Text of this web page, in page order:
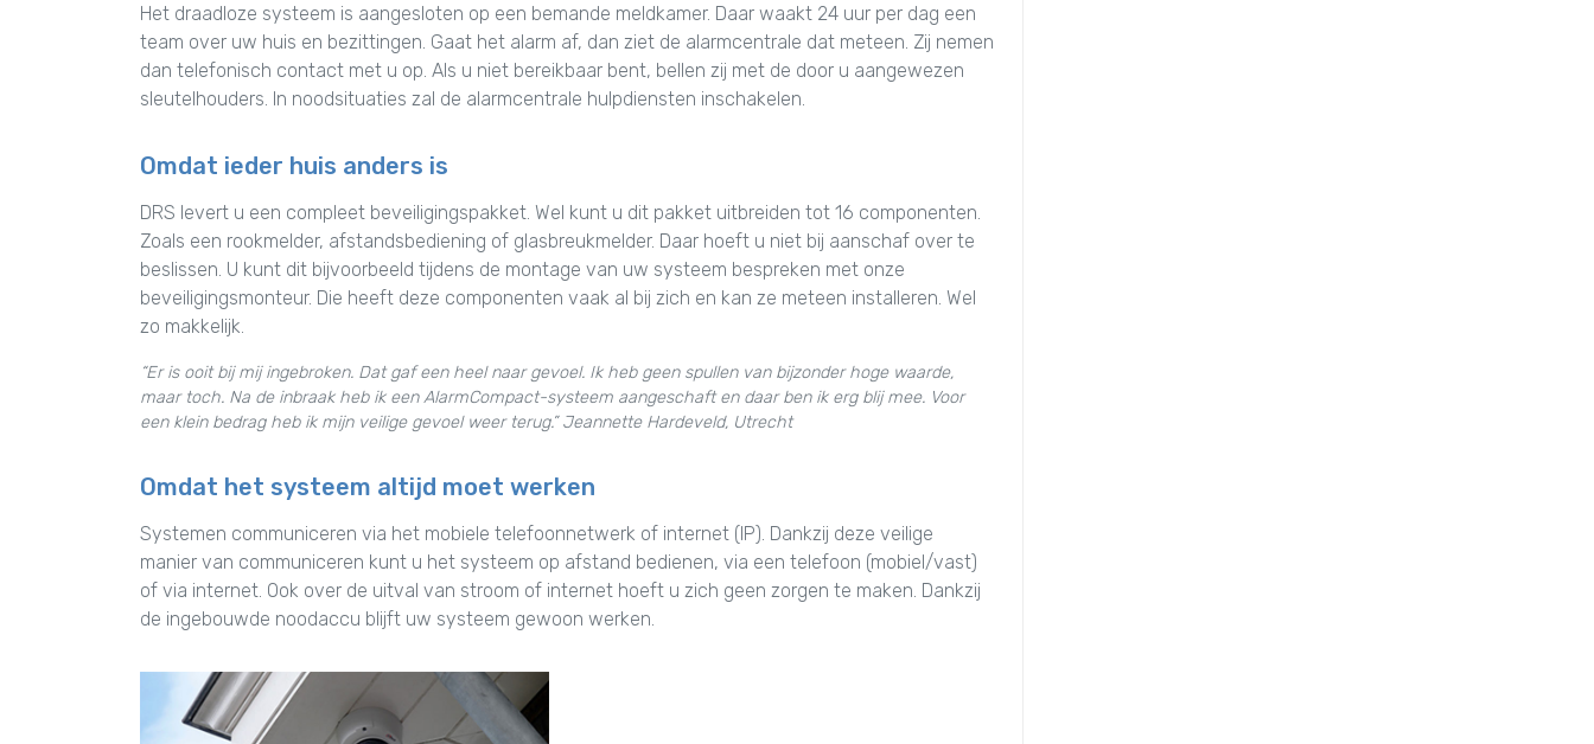
Het draadloze systeem is aangesloten op een bemande meldkamer. Daar waakt 24 uur per dag een
team over uw huis en bezittingen. Gaat het alarm af, dan ziet de alarmcentrale dat meteen. Zij nemen
dan telefonisch contact met u op. Als u niet bereikbaar bent, bellen zij met de door u aangewezen
sleutelhouders. In noodsituaties zal de alarmcentrale hulpdiensten inschakelen.
Omdat ieder huis anders is
DRS levert u een compleet beveiligingspakket. Wel kunt u dit pakket uitbreiden tot 16 componenten.
Zoals een rookmelder, afstandsbediening of glasbreukmelder. Daar hoeft u niet bij aanschaf over te
beslissen. U kunt dit bijvoorbeeld tijdens de montage van uw systeem bespreken met onze
beveiligingsmonteur. Die heeft deze componenten vaak al bij zich en kan ze meteen installeren. Wel
zo makkelijk.
“Er is ooit bij mij ingebroken. Dat gaf een heel naar gevoel. Ik heb geen spullen van bijzonder hoge waarde,
maar toch. Na de inbraak heb ik een AlarmCompact-systeem aangeschaft en daar ben ik erg blij mee. Voor
een klein bedrag heb ik mijn veilige gevoel weer terug.” Jeannette Hardeveld, Utrecht
Omdat het systeem altijd moet werken
Systemen communiceren via het mobiele telefoonnetwerk of internet (IP). Dankzij deze veilige
manier van communiceren kunt u het systeem op afstand bedienen, via een telefoon (mobiel/vast)
of via internet. Ook over de uitval van stroom of internet hoeft u zich geen zorgen te maken. Dankzij
de ingebouwde noodaccu blijft uw systeem gewoon werken.